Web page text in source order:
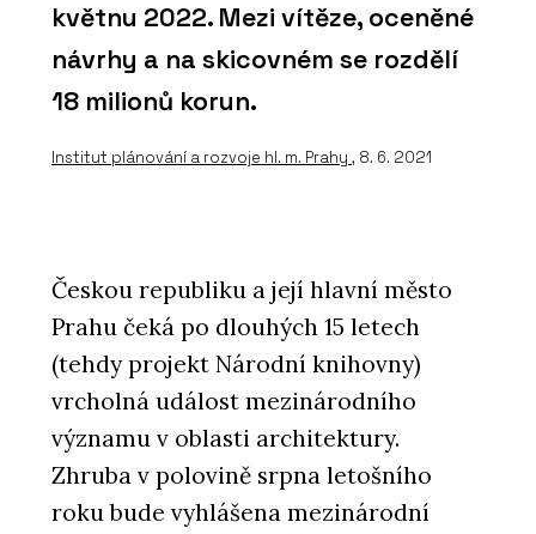
květnu 2022. Mezi vítěze, oceněné
návrhy a na skicovném se rozdělí
18 milionů korun.
Institut plánování a rozvoje hl. m. Prahy , 8. 6. 2021
Českou republiku a její hlavní město
Prahu čeká po dlouhých 15 letech
(tehdy projekt Národní knihovny)
vrcholná událost mezinárodního
významu v oblasti architektury.
Zhruba v polovině srpna letošního
roku bude vyhlášena mezinárodní